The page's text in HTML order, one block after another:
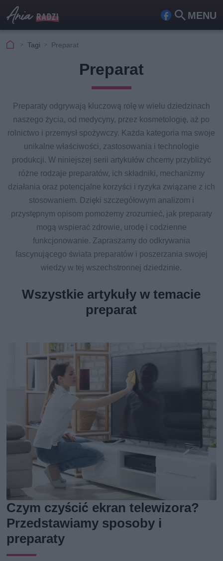
MENU
Fa Szu
Tagi Preparat
Preparat
Preparaty odgrywają kluczową rolę w wielu dziedzinach
naszego życia, od medycyny, przez kosmetologię, aż po
rolnictwo i przemysł spożywczy. Każda kategoria ma swoje
unikalne właściwości, zastosowania i technologie
produkcji. W niniejszej serii artykułów chcemy przybliżyć
różne rodzaje preparatów, ich składniki, mechanizmy
działania oraz potencjalne korzyści i ryzyka związane z ich
stosowaniem. Dzięki szczegółowym analizom i
przystępnym opisom pomożemy zrozumieć, jak preparaty
mogą wspierać zdrowie, urodę i codzienne
funkcjonowanie. Zapraszamy do odkrywania
fascynującego świata preparatów i poszerzania swojej
wiedzy w tej wszechstronnej dziedzinie.
Wszystkie artykuły w temacie
preparat
Czym czyścić ekran telewizora?
Przedstawiamy sposoby i
preparaty